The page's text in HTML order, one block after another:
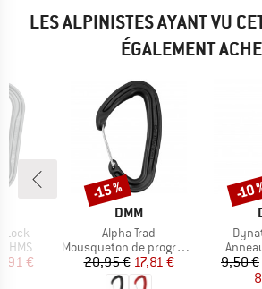
LES ALPINISTES AYANT VU
ÉGALEMENT
Lock
HMS
réduit
€
MARQUE
DMM
Article
Alpha Trad
Product group
Mousqueton de progression
Prix
20,95 €Prix réduit
17,81 €
Remise
-15 %
9,50 €
-10